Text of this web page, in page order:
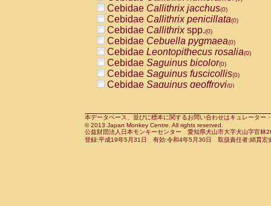
PitheciidaePithecia monachus
PitheciidaePithecia pithecia(0)
CercopithecidaeCercocebus agilis
CercopithecidaeCercocebus
CercopithecidaeCercocebus
CercopithecidaeCercocebus
CercopithecidaeCercocebus
CercopithecidaeCercocebushybrid
CercopithecidaePapio anubis(0)
CercopithecidaePapio cynocephalus
CercopithecidaePapio hamadryas(0)
Cebidae Callithrix jacchus(0)
Cebidae Callithrix penicillata(0)
Cebidae Callithrixspp.(0)
Cebidae Cebuella pygmaea(0)
Cebidae Leontopithecus rosalia(0)
Cebidae Saguinus bicolor(0)
Cebidae Saguinus fuscicollis(0)
Cebidae Saguinus geoffroyi(0)
CebidaeSaguinus leucopus(0)
CebidaeSaguinus midas(0)
Cebidae Saguinus mystax(0)
本データベース、並びに標本に関するお問い合わせはキュレータ
© 2013 Japan Monkey Centre. All rights reserved.
公益財団法人日本モンキーセンター 愛知県犬山市大字犬山字官
登録:平成19年5月31日 有効:令和4年5月30日 取扱責任者:綿貫宏